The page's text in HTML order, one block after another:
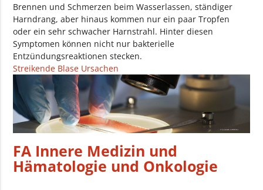
Brennen und Schmerzen beim Wasserlassen, ständiger
Harndrang, aber hinaus kommen nur ein paar Tropfen
oder ein sehr schwacher Harnstrahl. Hinter diesen
Symptomen können nicht nur bakterielle
Entzündungsreaktionen stecken.
Streikende Blase Ursachen
FA Innere Medizin und
Hämatologie und Onkologie